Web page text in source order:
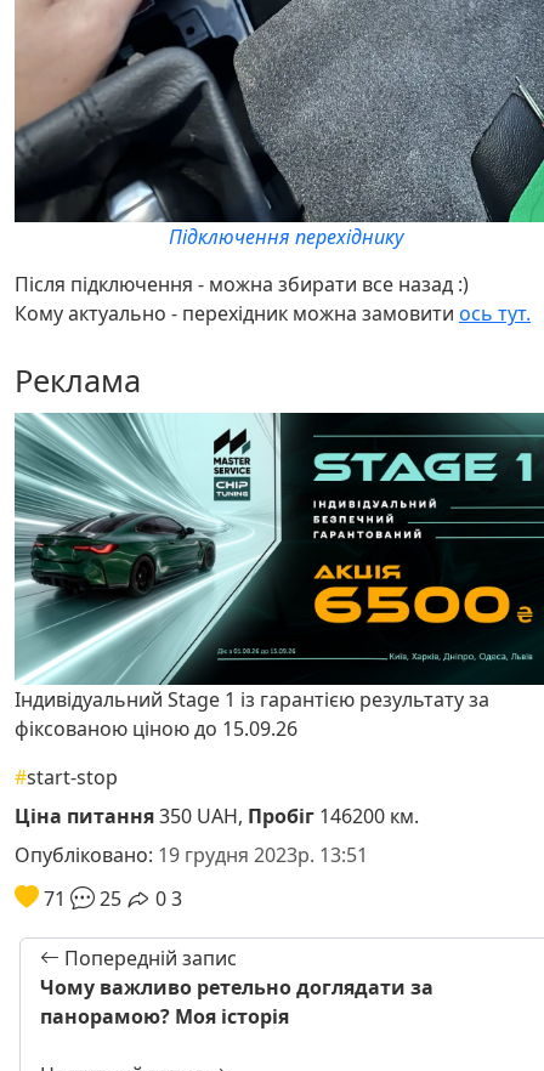
Підключення перехіднику
Після підключення - можна збирати все назад :)
Кому актуально - перехідник можна замовити ось тут.
Реклама
Індивідуальний Stage 1 із гарантією результату за
фіксованою ціною до 15.09.26
#start-stop
Ціна питання350 UAH, Пробіг 146200 км.
Опубліковано: 19 грудня 2023р. 13:51
71
25 03
Попередній запис
Чому важливо ретельно доглядати за
панорамою? Моя історія